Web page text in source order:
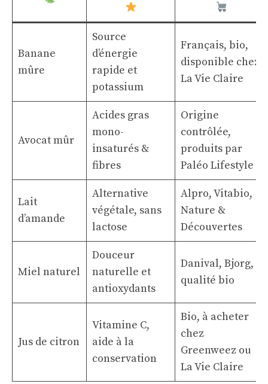
Banane
mûre
Source
d’énergie
rapide et
potassium
Français, bio,
disponible chez
La Vie Claire
Avocat mûr
Acides gras
mono-
insaturés &
fibres
Origine
contrôlée,
produits par
Paléo Lifestyle
Lait
d’amande
Alternative
végétale, sans
lactose
Alpro, Vitabio,
Nature &
Découvertes
Miel naturel
Douceur
naturelle et
antioxydants
Danival, Bjorg,
qualité bio
Jus de citron
Vitamine C,
aide à la
conservation
Bio, à acheter
chez
Greenweez ou
La Vie Claire